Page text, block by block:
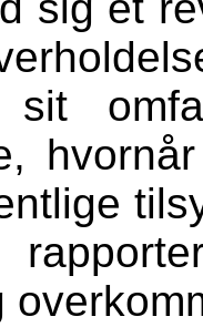
sit